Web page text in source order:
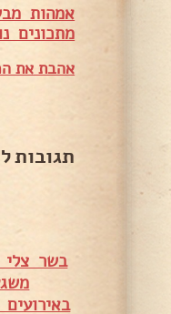
אמהות
מתכונים
אהבת את
תגובות
בשר צלי מס' 5 עם פטריות ומיני תפו"א –